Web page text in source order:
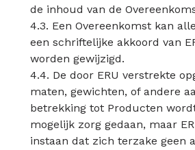
de inhoud van de
4.3. Een Overeenkomst kan
een schriftelijke akkoord van
worden gewijzigd.
4.4. De door ERU verstrekte
maten, gewichten, of andere
betrekking tot Producten
mogelijk zorg gedaan, maar
instaan dat zich terzake geen